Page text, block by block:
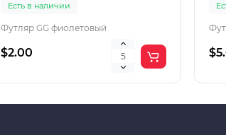
Есть в наличии
Футляр GG фиолетовый
$2.00